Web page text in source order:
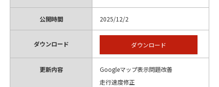
公開時間 2025/12/2
ダウンロード ダウンロード
更新内容
Googleマップ表示問題改善
走行速度修正